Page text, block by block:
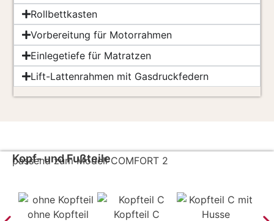
Rollbettkasten
Vorbereitung für Motorrahmen
Einlegetiefe für Matratzen
Lift-Lattenrahmen mit Gasdruckfedern
Kopf- und Fußteile
passend zum Modell COMFORT 2
ohne Kopfteil
Kopfteil C